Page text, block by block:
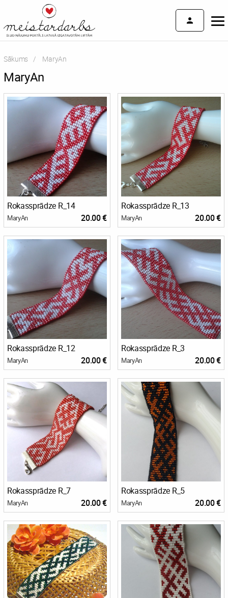
Sākums Current:
MaryAn
MaryAn
Rokassprādze R_14
MaryAn 20.00 €
Rokassprādze R_13
MaryAn 20.00 €
Rokassprādze R_12
MaryAn 20.00 €
Rokassprādze R_3
MaryAn 20.00 €
Rokassprādze R_7
MaryAn 20.00 €
Rokassprādze R_5
MaryAn 20.00 €